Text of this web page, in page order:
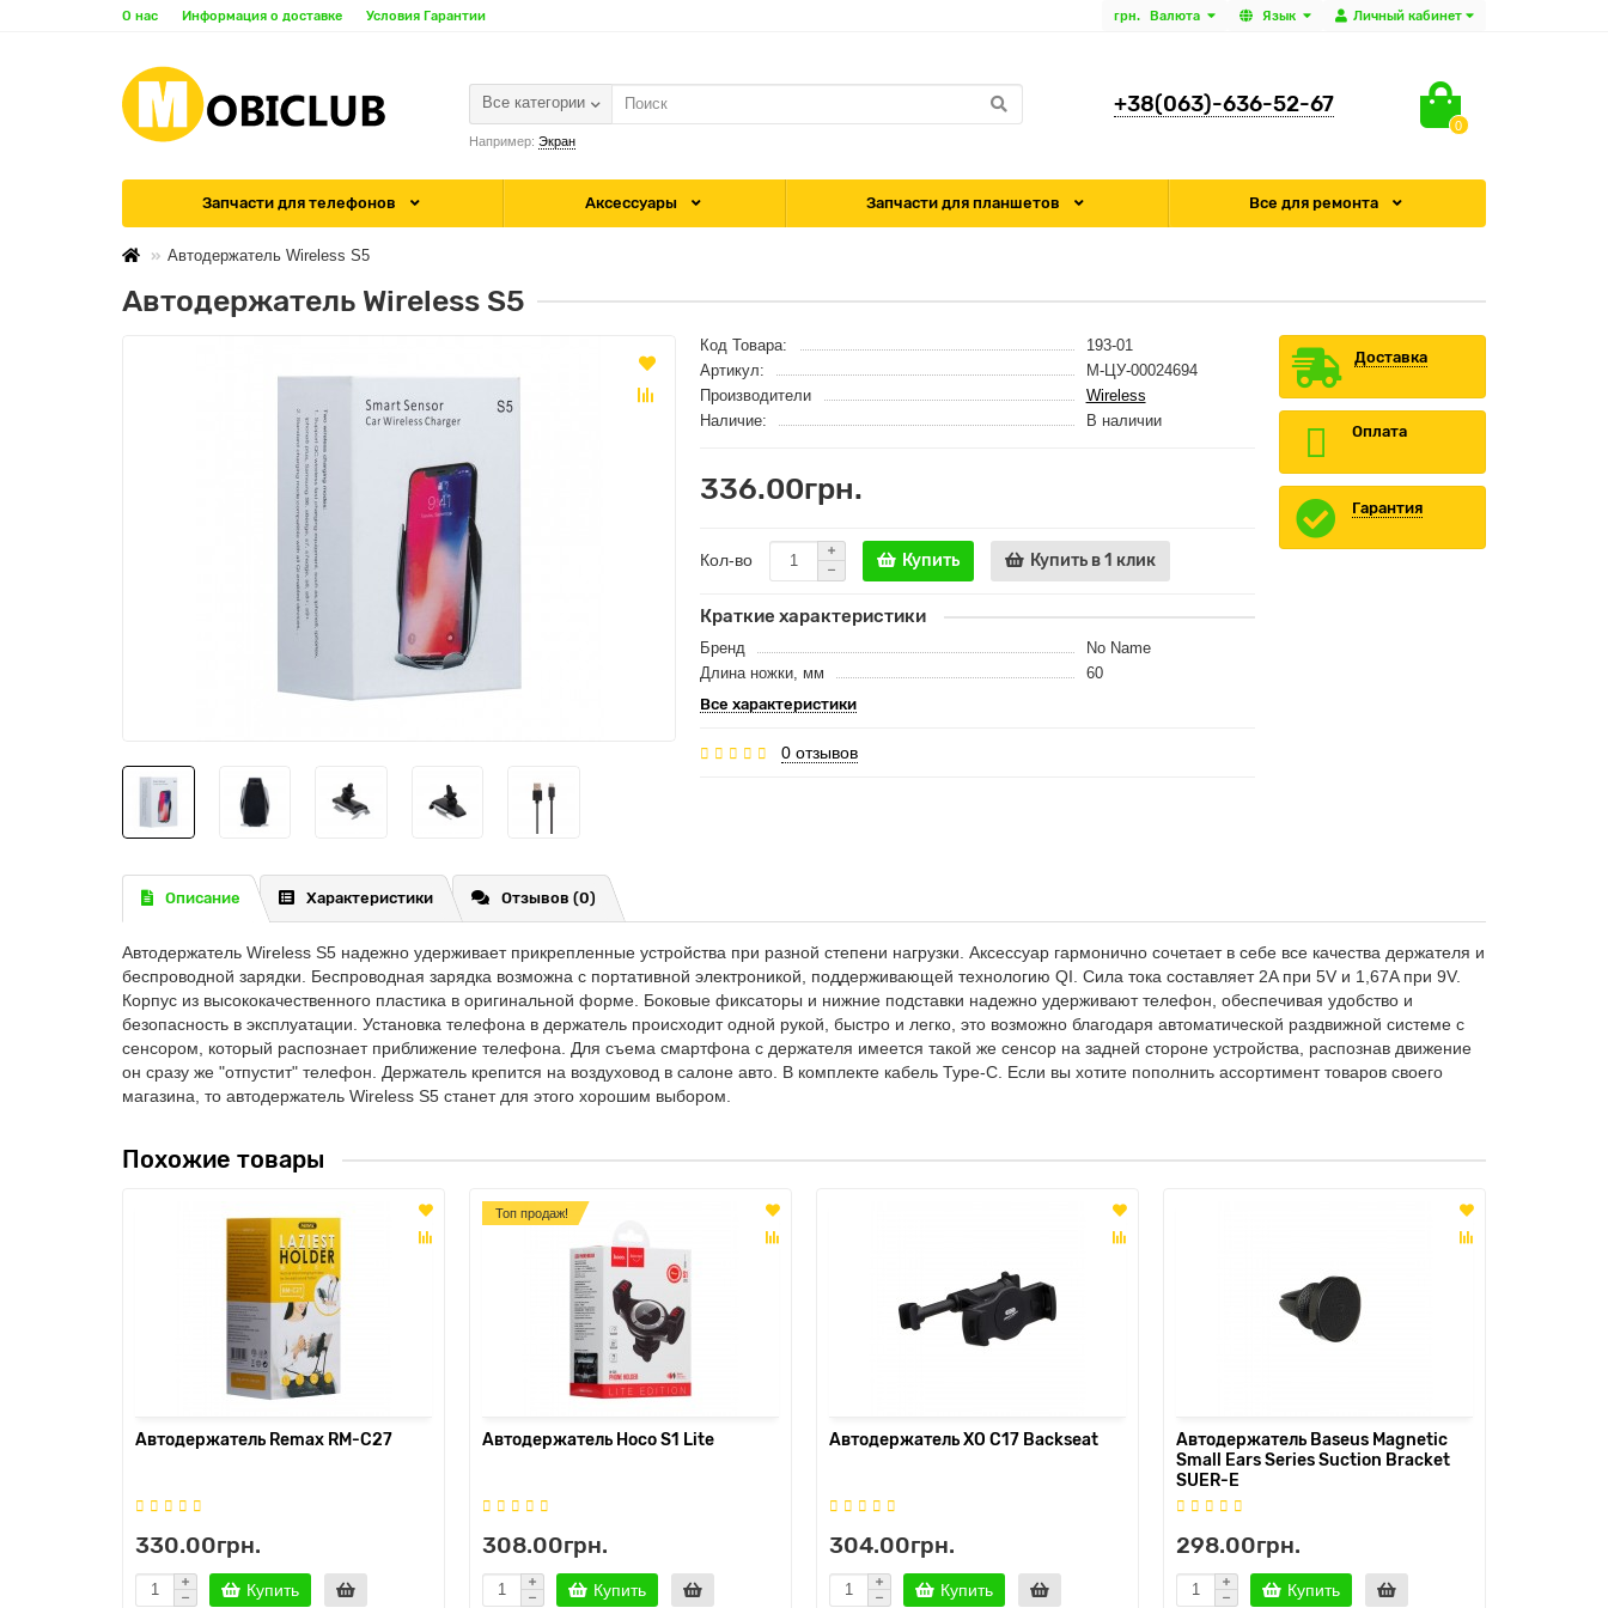
Личный кабинет
Язык
грн. Валюта
О нас Информация о доставке Условия Гарантии
+38(063)-636-52-67
0
Все категории
Например: Экран
Запчасти для телефонов Аксессуары Запчасти для планшетов Все для ремонта
Автодержатель Wireless S5
Автодержатель Wireless S5
Код Товара:
193-01
Артикул:
M-ЦУ-00024694
Производители
Wireless
Наличие:
В наличии
336.00грн.
Кол-во Купить Купить в 1 клик
Краткие характеристики
Бренд
No Name
Длина ножки, мм
60
Все характеристики
0 отзывов
Доставка
Оплата
Гарантия
Описание Характеристики Отзывов (0)
Автодержатель Wireless S5 надежно удерживает прикрепленные устройства при разной степени нагрузки. Аксессуар гармонично сочетает в себе все качества держателя и
беспроводной зарядки. Беспроводная зарядка возможна с портативной электроникой, поддерживающей технологию QI. Сила тока составляет 2A при 5V и 1,67A при 9V.
Корпус из высококачественного пластика в оригинальной форме. Боковые фиксаторы и нижние подставки надежно удерживают телефон, обеспечивая удобство и
безопасность в эксплуатации. Установка телефона в держатель происходит одной рукой, быстро и легко, это возможно благодаря автоматической раздвижной системе с
сенсором, который распознает приближение телефона. Для съема смартфона с держателя имеется такой же сенсор на задней стороне устройства, распознав движение
он сразу же "отпустит" телефон. Держатель крепится на воздуховод в салоне авто. В комплекте кабель Type-C. Если вы хотите пополнить ассортимент товаров своего
магазина, то автодержатель Wireless S5 станет для этого хорошим выбором.
Похожие товары
Автодержатель Remax RM-C27
330.00грн.
Купить
Топ продаж!
Автодержатель Hoco S1 Lite
308.00грн.
Купить
Автодержатель XO C17 Backseat
304.00грн.
Купить
Автодержатель Baseus Magnetic
Small Ears Series Suction Bracket
SUER-E
298.00грн.
Купить